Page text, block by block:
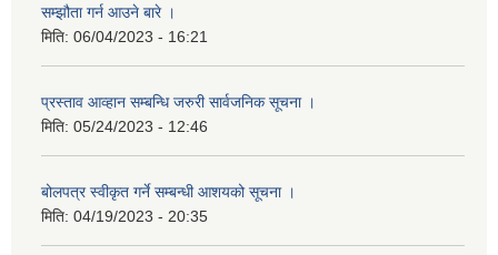
सम्झौता गर्न आउने बारे ।
मिति: 06/04/2023 - 16:21
प्रस्ताव आव्हान सम्बन्धि जरुरी सार्वजनिक सूचना ।
मिति: 05/24/2023 - 12:46
बोलपत्र स्वीकृत गर्ने सम्बन्धी आशयको सूचना ।
मिति: 04/19/2023 - 20:35